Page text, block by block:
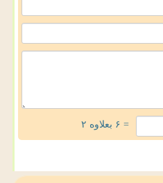
= ۶ بعلاوه ۲